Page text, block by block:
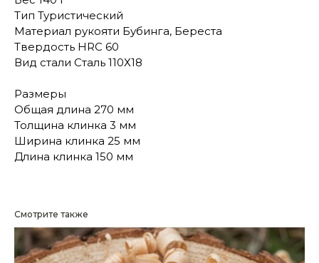
Тип Туристический
Материал рукояти Бубинга, Береста
Твердость HRC 60
Вид стали Сталь 110Х18
Размеры
Общая длина 270 мм
Толщина клинка 3 мм
Ширина клинка 25 мм
Длина клинка 150 мм
Смотрите также